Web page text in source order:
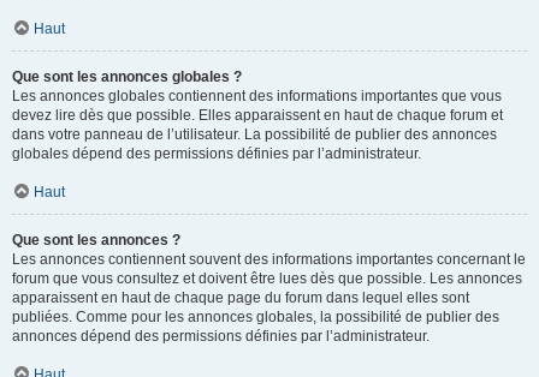
Haut
Que sont les annonces globales ?
Les annonces globales contiennent des informations importantes que vous
devez lire dès que possible. Elles apparaissent en haut de chaque forum et
dans votre panneau de l’utilisateur. La possibilité de publier des annonces
globales dépend des permissions définies par l’administrateur.
Haut
Que sont les annonces ?
Les annonces contiennent souvent des informations importantes concernant le
forum que vous consultez et doivent être lues dès que possible. Les annonces
apparaissent en haut de chaque page du forum dans lequel elles sont
publiées. Comme pour les annonces globales, la possibilité de publier des
annonces dépend des permissions définies par l’administrateur.